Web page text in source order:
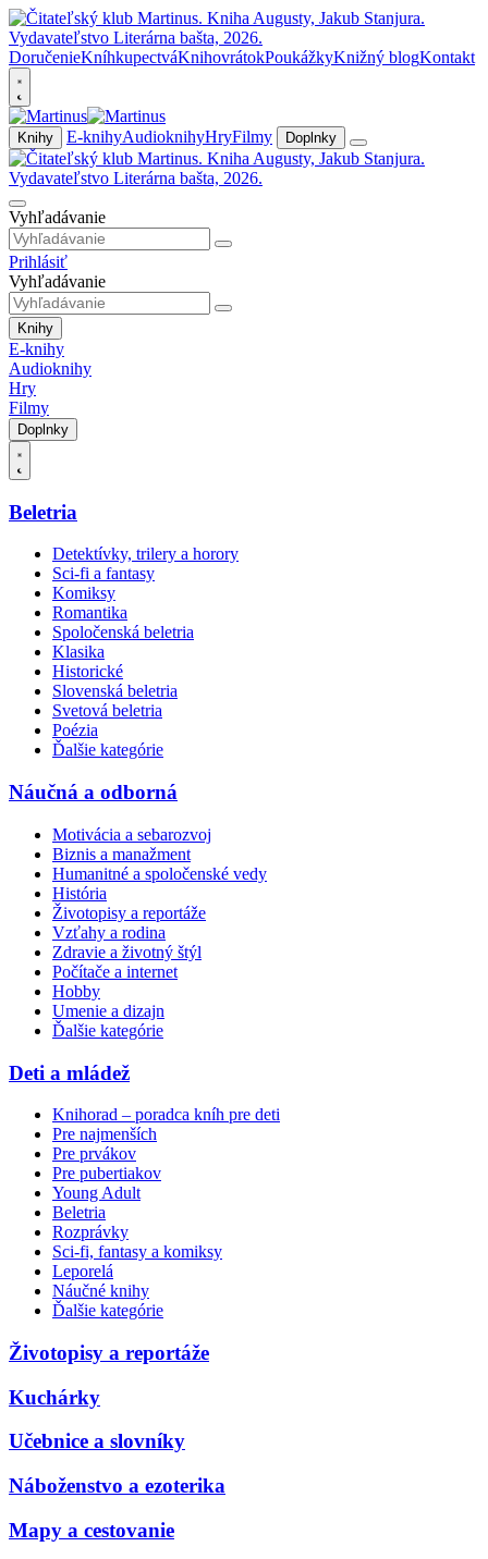
DoručenieKníhkupectváKnihovrátokPoukážkyKnižný blogKontakt
Knihy E-knihyAudioknihyHryFilmy Doplnky
Vyhľadávanie
Prihlásiť
Vyhľadávanie
Knihy
E-knihy
Audioknihy
Hry
Filmy
Doplnky
Beletria
Detektívky, trilery a horory
Sci-fi a fantasy
Komiksy
Romantika
Spoločenská beletria
Klasika
Historické
Slovenská beletria
Svetová beletria
Poézia
Ďalšie kategórie
Náučná a odborná
Motivácia a sebarozvoj
Biznis a manažment
Humanitné a spoločenské vedy
História
Životopisy a reportáže
Vzťahy a rodina
Zdravie a životný štýl
Počítače a internet
Hobby
Umenie a dizajn
Ďalšie kategórie
Deti a mládež
Knihorad – poradca kníh pre deti
Pre najmenších
Pre prvákov
Pre pubertiakov
Young Adult
Beletria
Rozprávky
Sci-fi, fantasy a komiksy
Leporelá
Náučné knihy
Ďalšie kategórie
Životopisy a reportáže
Kuchárky
Učebnice a slovníky
Náboženstvo a ezoterika
Mapy a cestovanie